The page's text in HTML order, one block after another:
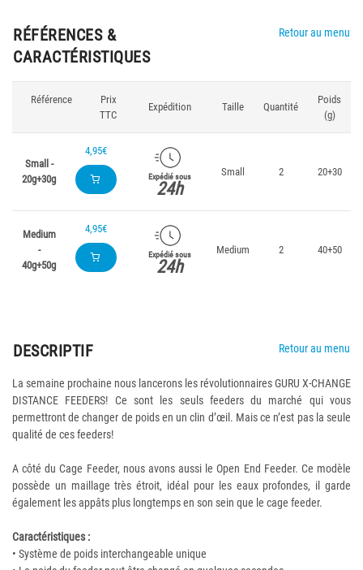
RÉFÉRENCES &
CARACTÉRISTIQUES
Retour au menu
Référence
Prix
TTC
Expédition Taille Quantité
Poids
(g)
Small -
20g+30g
4,95€
Expédié sous
24h
Small 2 20+30
Medium
-
40g+50g
4,95€
Expédié sous
24h
Medium 2 40+50
DESCRIPTIF Retour au menu
La semaine prochaine nous lancerons les révolutionnaires GURU X-CHANGE
DISTANCE FEEDERS! Ce sont les seuls feeders du marché qui vous
permettront de changer de poids en un clin d’œil. Mais ce n’est pas la seule
qualité de ces feeders!
A côté du Cage Feeder, nous avons aussi le Open End Feeder. Ce modèle
possède un maillage très étroit, idéal pour les eaux profondes, il garde
également les appâts plus longtemps en son sein que le cage feeder.
Caractéristiques :
• Système de poids interchangeable unique